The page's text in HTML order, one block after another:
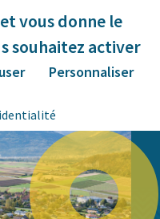
vous donne le
souhaitez activer
Personnaliser